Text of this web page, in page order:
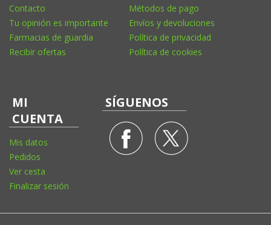
Contacto
Tu opinión es importante
Farmacias de guardia
Recibir ofertas
Métodos de pago
Envíos y devoluciones
Política de privacidad
Política de cookies
MI
CUENTA
Mis datos
Pedidos
Ver cesta
Finalizar sesión
SÍGUENOS